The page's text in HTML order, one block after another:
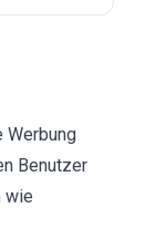
Werbung
Benutzer
wie